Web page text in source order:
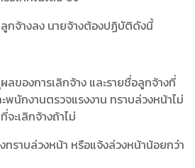
กจ้างลง นายจ้างต้องปฏิบัติดังนี้
ลของการเลิกจ้าง และรายชื่อลูกจ้างที่
พนักงานตรวจแรงงาน ทราบล่วงหน้าไม่
ะเลิกจ้างถ้าไม่
ทราบล่วงหน้า หรือแจ้งล่วงหน้าน้อยกว่า